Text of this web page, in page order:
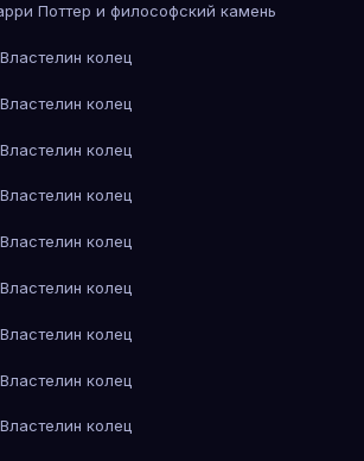
Поттер и философский камень
колец
колец
колец
колец
колец
колец
колец
колец
колец